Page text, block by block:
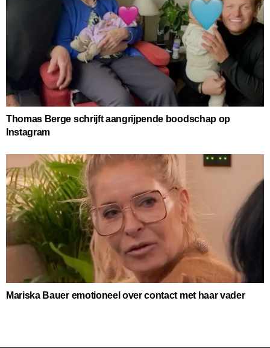
Thomas Berge schrijft aangrijpende boodschap op
Instagram
Mariska Bauer emotioneel over contact met haar vader